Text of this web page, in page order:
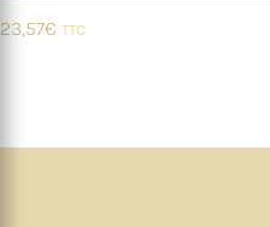
23,57€ TTC